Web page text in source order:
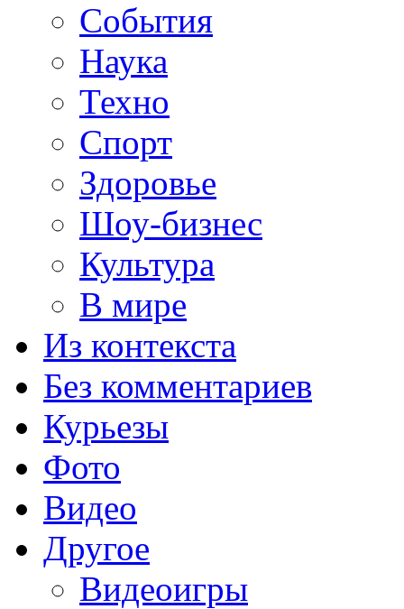
События
Наука
Техно
Спорт
Здоровье
Шоу-бизнес
Культура
В мире
Из контекста
Без комментариев
Курьезы
Фото
Видео
Другое
Видеоигры